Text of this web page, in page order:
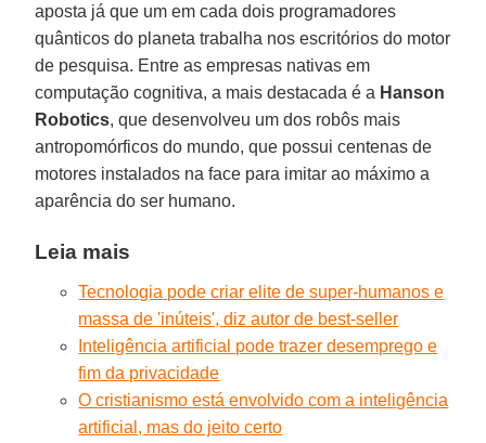
aposta já que um em cada dois programadores
quânticos do planeta trabalha nos escritórios do motor
de pesquisa. Entre as empresas nativas em
computação cognitiva, a mais destacada é a Hanson
Robotics, que desenvolveu um dos robôs mais
antropomórficos do mundo, que possui centenas de
motores instalados na face para imitar ao máximo a
aparência do ser humano.
Leia mais
Tecnologia pode criar elite de super-humanos e
massa de 'inúteis', diz autor de best-seller
Inteligência artificial pode trazer desemprego e
fim da privacidade
O cristianismo está envolvido com a inteligência
artificial, mas do jeito certo